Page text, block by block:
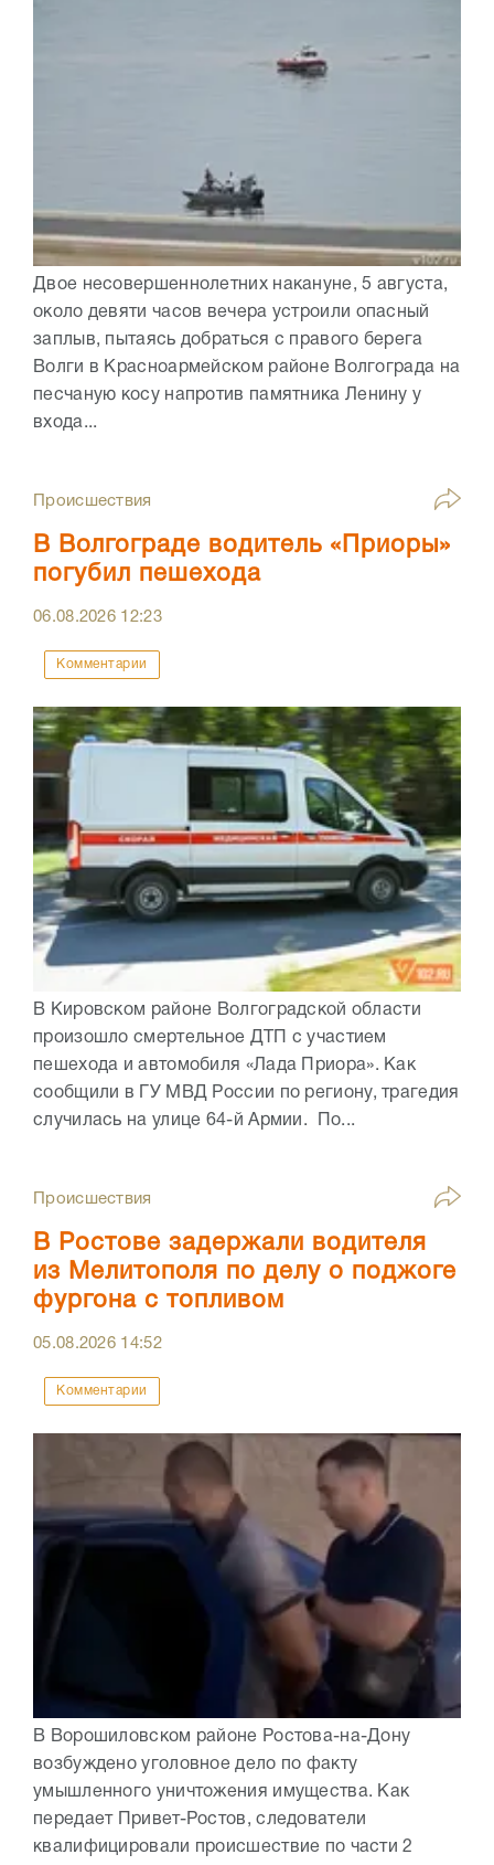
Двое несовершеннолетних накануне, 5 августа,
около девяти часов вечера устроили опасный
заплыв, пытаясь добраться с правого берега
Волги в Красноармейском районе Волгограда на
песчаную косу напротив памятника Ленину у
входа...
Происшествия
В Волгограде водитель «Приоры»
погубил пешехода
06.08.2026 12:23
Комментарии
В Кировском районе Волгоградской области
произошло смертельное ДТП с участием
пешехода и автомобиля «Лада Приора». Как
сообщили в ГУ МВД России по региону, трагедия
случилась на улице 64-й Армии. По...
Происшествия
В Ростове задержали водителя
из Мелитополя по делу о поджоге
фургона с топливом
05.08.2026 14:52
Комментарии
В Ворошиловском районе Ростова-на-Дону
возбуждено уголовное дело по факту
умышленного уничтожения имущества. Как
передает Привет-Ростов, следователи
квалифицировали происшествие по части 2